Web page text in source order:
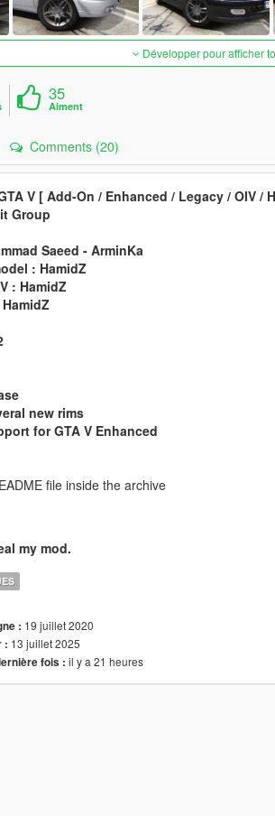
Développer pour afficher
35
Aiment
Comments (20)
V [ Add-On / Enhanced / Legacy / OIV /
Group
Saeed - ArminKa
: HamidZ
: HamidZ
new rims
for GTA V Enhanced
file inside the archive
my mod.
: 19 juillet 2020
: 13 juillet 2025
fois : il y a 21 heures